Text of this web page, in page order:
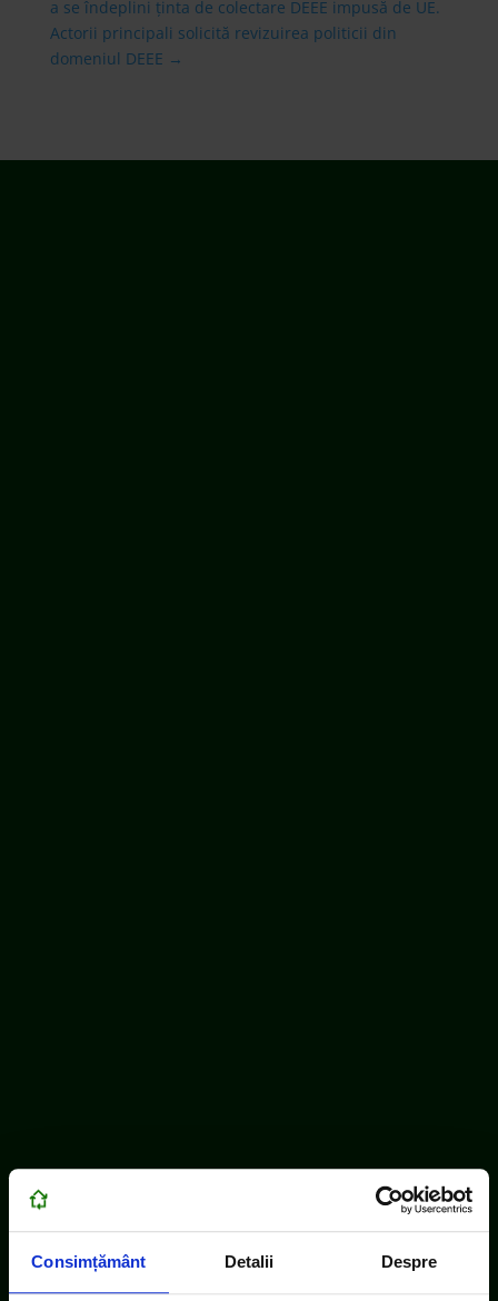
Consimțământ Detalii Despre
a se îndeplini ținta de colectare DEEE impusă de UE.
Actorii principali solicită revizuirea politicii din
domeniul DEEE →